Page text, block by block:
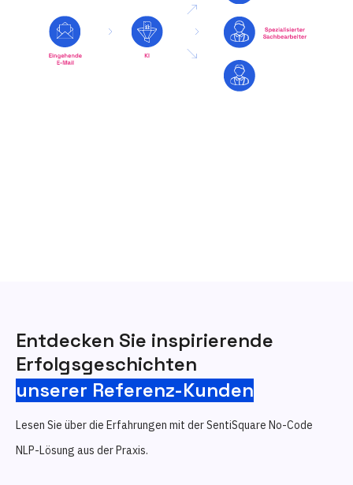
Entdecken Sie inspirierende
Erfolgsgeschichten
unserer Referenz-Kunden
Lesen Sie über die Erfahrungen mit der SentiSquare No-Code
NLP-Lösung aus der Praxis.